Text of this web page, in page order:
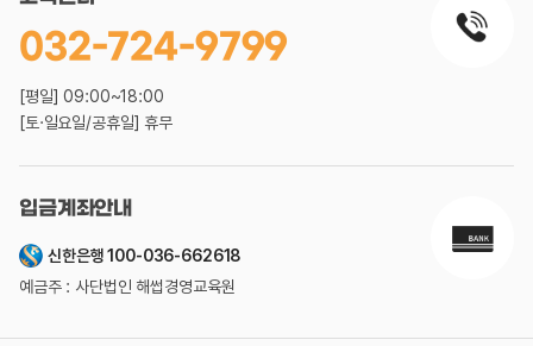
032-724-9799
[평일] 09:00~18:00
[토·일요일/공휴일] 휴무
입금계좌안내
신한은행 100-036-662618
예금주 : 사단법인 해썹경영교육원